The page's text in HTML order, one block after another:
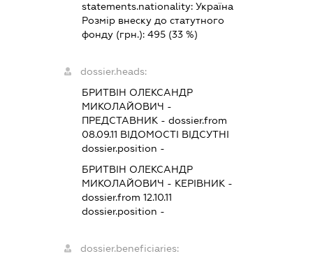
statements.nationality:Україна
Розмір внеску до статутного
фонду (грн.):495 (33 %)
dossier.heads:
БРИТВІН ОЛЕКСАНДР
МИКОЛАЙОВИЧ -
ПРЕДСТАВНИК - dossier.from
08.09.11 ВІДОМОСТІ ВІДСУТНІ
dossier.position -
БРИТВІН ОЛЕКСАНДР
МИКОЛАЙОВИЧ - КЕРІВНИК -
dossier.from 12.10.11
dossier.position -
dossier.beneficiaries: